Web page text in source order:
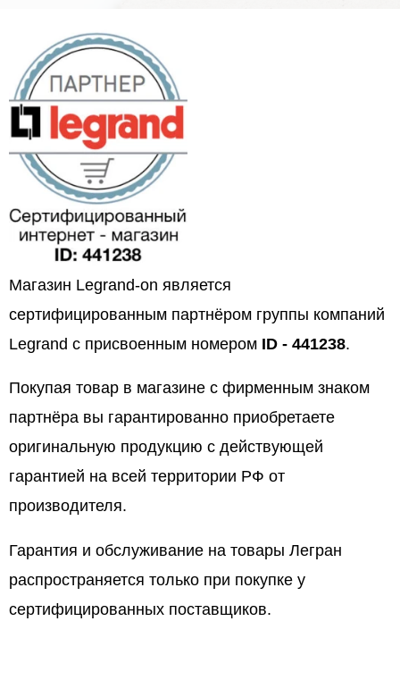
Магазин Legrand-on является
сертифицированным партнёром группы компаний
Legrand с присвоенным номером ID - 441238.
Покупая товар в магазине с фирменным знаком
партнёра вы гарантированно приобретаете
оригинальную продукцию с действующей
гарантией на всей территории РФ от
производителя.
Гарантия и обслуживание на товары Легран
распространяется только при покупке у
сертифицированных поставщиков.